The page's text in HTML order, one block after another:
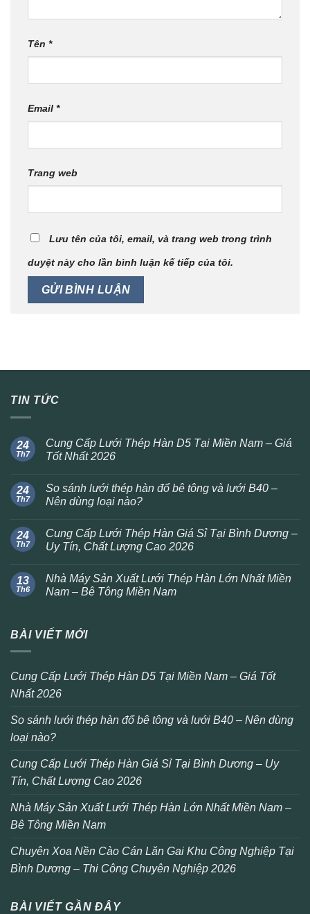
Tên *
Email *
Trang web
Lưu tên của tôi, email, và trang web trong trình
duyệt này cho lần bình luận kế tiếp của tôi.
TIN TỨC
24
Th7
Cung Cấp Lưới Thép Hàn D5 Tại Miền Nam – Giá
Tốt Nhất 2026
24
Th7
So sánh lưới thép hàn đổ bê tông và lưới B40 –
Nên dùng loại nào?
24
Th7
Cung Cấp Lưới Thép Hàn Giá Sỉ Tại Bình Dương –
Uy Tín, Chất Lượng Cao 2026
13
Th6
Nhà Máy Sản Xuất Lưới Thép Hàn Lớn Nhất Miền
Nam – Bê Tông Miền Nam
BÀI VIẾT MỚI
Cung Cấp Lưới Thép Hàn D5 Tại Miền Nam – Giá Tốt
Nhất 2026
So sánh lưới thép hàn đổ bê tông và lưới B40 – Nên dùng
loại nào?
Cung Cấp Lưới Thép Hàn Giá Sỉ Tại Bình Dương – Uy
Tín, Chất Lượng Cao 2026
Nhà Máy Sản Xuất Lưới Thép Hàn Lớn Nhất Miền Nam –
Bê Tông Miền Nam
Chuyên Xoa Nền Cào Cán Lăn Gai Khu Công Nghiệp Tại
Bình Dương – Thi Công Chuyên Nghiệp 2026
BÀI VIẾT GẦN ĐÂY